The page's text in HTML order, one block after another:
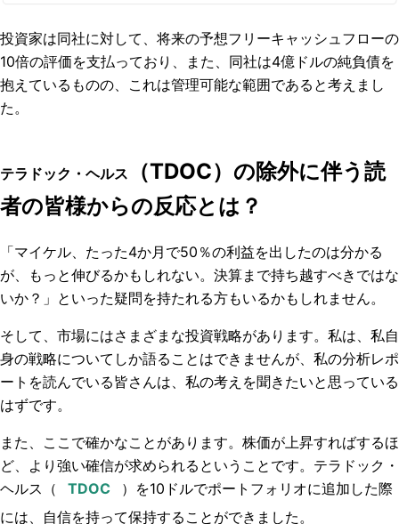
投資家は同社に対して、将来の予想フリーキャッシュフローの
10倍の評価を支払っており、また、同社は4億ドルの純負債を
抱えているものの、これは管理可能な範囲であると考えまし
た。
テラドック・ヘルス
（TDOC）の除外に伴う読
者の皆様からの反応とは？
「マイケル、たった4か月で50％の利益を出したのは分かる
が、もっと伸びるかもしれない。決算まで持ち越すべきではな
いか？」といった疑問を持たれる方もいるかもしれません。
そして、市場にはさまざまな投資戦略があります。私は、私自
身の戦略についてしか語ることはできませんが、私の分析レポ
ートを読んでいる皆さんは、私の考えを聞きたいと思っている
はずです。
また、ここで確かなことがあります。株価が上昇すればするほ
ど、より強い確信が求められるということです。 テラドック・
ヘルス （
）を10ドルでポートフォリオに追加した際
には、自信を持って保持することができました。